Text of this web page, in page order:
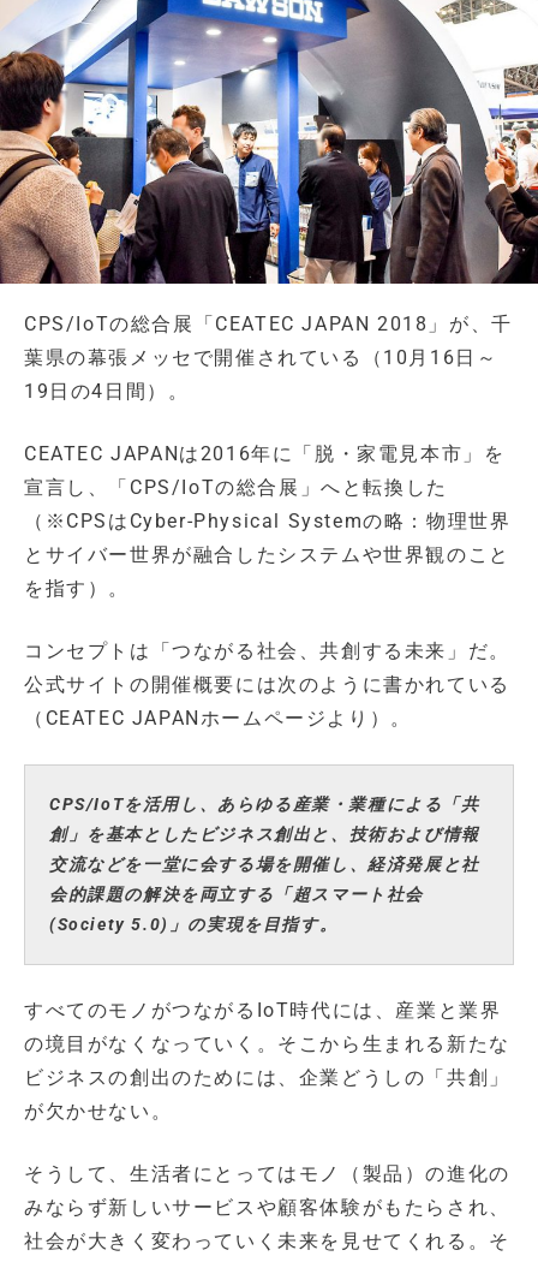
CPS/IoTの総合展「CEATEC JAPAN 2018」が、千
葉県の幕張メッセで開催されている（10月16日～
19日の4日間）。
CEATEC JAPANは2016年に「脱・家電見本市」を
宣言し、「CPS/IoTの総合展」へと転換した
（※CPSはCyber-Physical Systemの略：物理世界
とサイバー世界が融合したシステムや世界観のこと
を指す）。
コンセプトは「つながる社会、共創する未来」だ。
公式サイトの開催概要には次のように書かれている
（CEATEC JAPANホームページより）。
CPS/IoTを活用し、あらゆる産業・業種による「共
創」を基本としたビジネス創出と、技術および情報
交流などを一堂に会する場を開催し、経済発展と社
会的課題の解決を両立する「超スマート社会
(Society 5.0)」の実現を目指す。
すべてのモノがつながるIoT時代には、産業と業界
の境目がなくなっていく。そこから生まれる新たな
ビジネスの創出のためには、企業どうしの「共創」
が欠かせない。
そうして、生活者にとってはモノ（製品）の進化の
みならず新しいサービスや顧客体験がもたらされ、
社会が大きく変わっていく未来を見せてくれる。そ